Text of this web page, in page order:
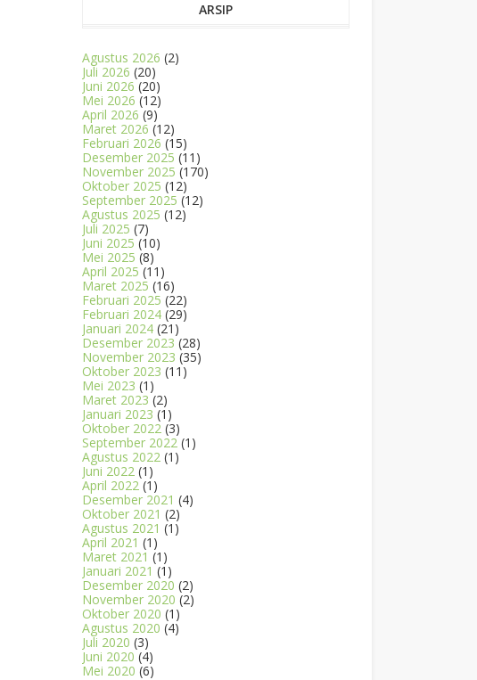
ARSIP
Agustus 2026 (2)
Juli 2026 (20)
Juni 2026 (20)
Mei 2026 (12)
April 2026 (9)
Maret 2026 (12)
Februari 2026 (15)
Desember 2025 (11)
November 2025 (170)
Oktober 2025 (12)
September 2025 (12)
Agustus 2025 (12)
Juli 2025 (7)
Juni 2025 (10)
Mei 2025 (8)
April 2025 (11)
Maret 2025 (16)
Februari 2025 (22)
Februari 2024 (29)
Januari 2024 (21)
Desember 2023 (28)
November 2023 (35)
Oktober 2023 (11)
Mei 2023 (1)
Maret 2023 (2)
Januari 2023 (1)
Oktober 2022 (3)
September 2022 (1)
Agustus 2022 (1)
Juni 2022 (1)
April 2022 (1)
Desember 2021 (4)
Oktober 2021 (2)
Agustus 2021 (1)
April 2021 (1)
Maret 2021 (1)
Januari 2021 (1)
Desember 2020 (2)
November 2020 (2)
Oktober 2020 (1)
Agustus 2020 (4)
Juli 2020 (3)
Juni 2020 (4)
Mei 2020 (6)